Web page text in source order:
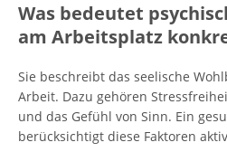
Was bedeutet
am Arbeitsplatz
Sie beschreibt das seelische
Arbeit. Dazu gehören
und das Gefühl von Sinn. Ein
berücksichtigt diese Faktoren